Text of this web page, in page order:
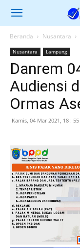
Beranda Nusantara
Nusantara Lampung
Danrem
Audiensi
Ormas
Kamis, 04 Mar 2021, 18 : 55